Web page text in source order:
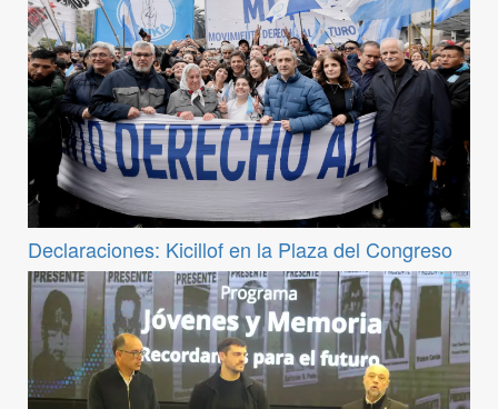
Declaraciones: Kicillof en la Plaza del Congreso